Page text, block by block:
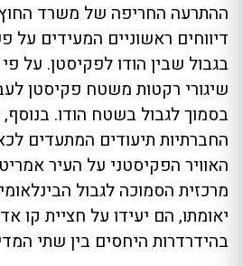
ההתרעה החריפה של משרד
דיווחים ראשוניים המעידים על
בגבול שבין הודו לפקיסטן. על
שיגורי רקטות משטח פקיסטן
בסמוך לגבול בשטח הודו.
החברתיות תיעודים המתעדים
האוויר הפקיסטני על העיר
מרכזית הסמוכה לגבול
יאומתו, הם יעידו על חציית קו
בהידרדרות היחסים בין שתי